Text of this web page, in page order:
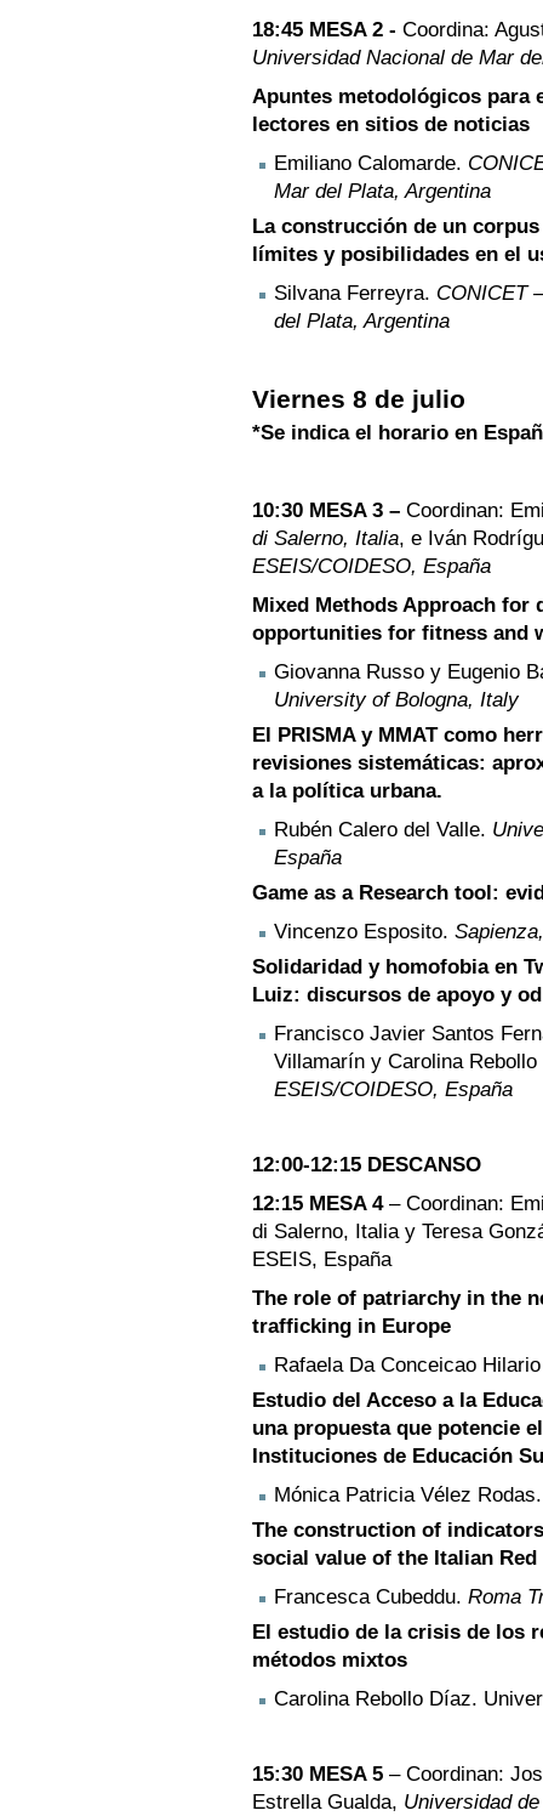
18:45 MESA 2 -Coordina:
Universidad Nacional de Mar
Apuntes metodológicos para
lectores en sitios de noticias
Emiliano Calomarde.
Mar del Plata, Argentina
La construcción de un
límites y posibilidades en el
Silvana Ferreyra. CONICET
del Plata, Argentina
Viernes 8 de julio
*Se indica el horario en
10:30 MESA 3 – Coordinan:
di Salerno, Italia, e Iván
ESEIS/COIDESO, España
Mixed Methods Approach
opportunities for fitness and
Giovanna Russo y Eugenio
University of Bologna, Italy
El PRISMA y MMAT como
revisiones sistemáticas:
a la política urbana.
Rubén Calero del Valle.
España
Game as a Research tool:
Vincenzo Esposito.
Solidaridad y homofobia en
Luiz: discursos de apoyo y
Francisco Javier Santos
Villamarín y Carolina
ESEIS/COIDESO, España
12:00-12:15 DESCANSO
12:15 MESA 4– Coordinan:
di Salerno, Italia y Teresa
ESEIS, España
The role of patriarchy in the
trafficking in Europe
Rafaela Da Conceicao
Estudio del Acceso a la
una propuesta que potencie
Instituciones de Educación
Mónica Patricia Vélez
The construction of
social value of the Italian Red
Francesca Cubeddu.Roma
El estudio de la crisis de los
métodos mixtos
Carolina Rebollo Díaz.
15:30 MESA 5 – Coordinan:
Estrella Gualda, Universidad